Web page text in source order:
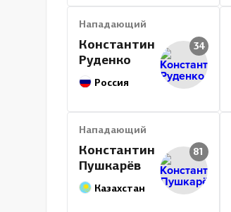
Нападающий
Константин
Руденко
Россия
34
Нападающий
Константин
Пушкарёв
Казахстан
81